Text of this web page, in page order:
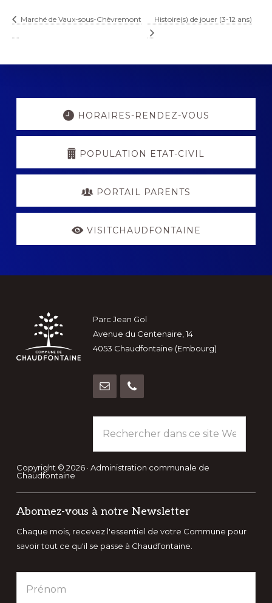
Marché de Vaux-sous-Chèvremont Histoire(s) de jouer (3-12 ans)
Explore
HORAIRES-RENDEZ-VOUS
POPULATION ETAT-CIVIL
PORTAIL PARENTS
VISITCHAUDFONTAINE
Footer
Parc Jean Gol
Avenue du Centenaire, 14
4053 Chaudfontaine (Embourg)
dans
ce
site
Copyright © 2026 · Administration communale de
Chaudfontaine
Abonnez-vous à notre Newsletter
Chaque mois, recevez l'essentiel de votre Commune pour
savoir tout ce qu'il se passe à Chaudfontaine.